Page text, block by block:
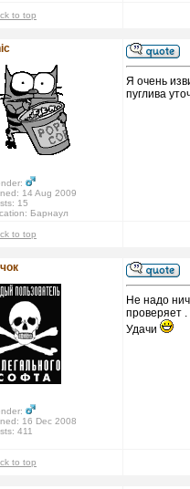
to top
14 Aug 2009
15
Барнаул
Я очень
пуглива
to top
16 Dec 2008
411
Не надо
проверяет .
Удачи
to top